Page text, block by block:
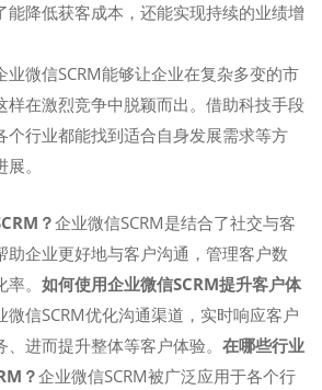
能降低获客成本，还能实现持续的业绩增
业微信SCRM能够让企业在复杂多变的市
样在激烈竞争中脱颖而出。借助科技手段
个行业都能找到适合自身发展需求等方
。
？企业微信SCRM是结合了社交与客
助企业更好地与客户沟通，管理客户数
。 如何使用企业微信SCRM提升客户体
微信SCRM优化沟通渠道，实时响应客户
进而提升整体等客户体验。 在哪些行业
？企业微信SCRM被广泛应用于各个行